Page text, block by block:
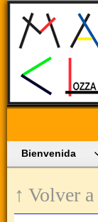
Bienvenida
↑ Volver a